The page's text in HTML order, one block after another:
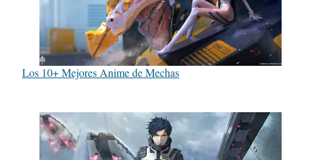
Los 10+ Mejores Anime de Mechas